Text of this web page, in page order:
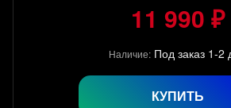
11 990 ₽
Наличие: Под заказ 1-2
КУПИТЬ